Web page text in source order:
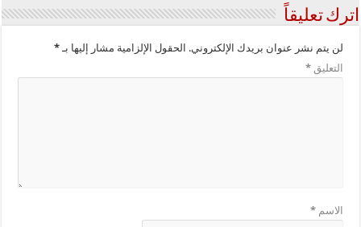
اترك تعليقاً
لن يتم نشر عنوان بريدك الإلكتروني. الحقول الإلزامية مشار إليها بـ*
التعليق*
الاسم*